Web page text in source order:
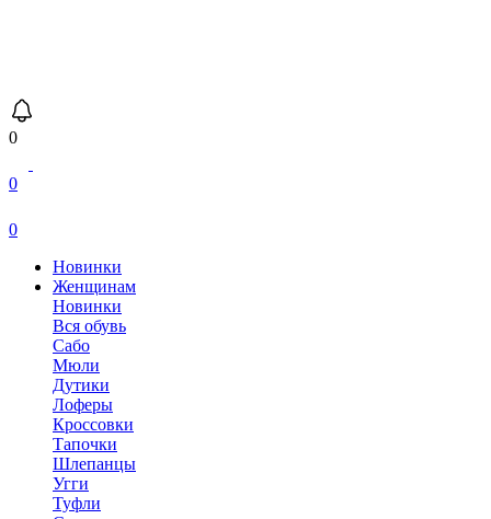
0
0
0
Новинки
Женщинам
Новинки
Вся обувь
Сабо
Мюли
Дутики
Лоферы
Кроссовки
Тапочки
Шлепанцы
Угги
Туфли